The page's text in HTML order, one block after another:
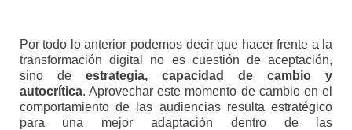
Por todo lo anterior podemos decir que hacer frente a la
transformación digital no es cuestión de aceptación,
sino de estrategia, capacidad de cambio y
autocrítica. Aprovechar este momento de cambio en el
comportamiento de las audiencias resulta estratégico
para una mejor adaptación dentro de las